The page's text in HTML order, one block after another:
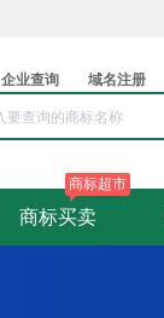
企业查询 域名注册
商标买卖
商标超市